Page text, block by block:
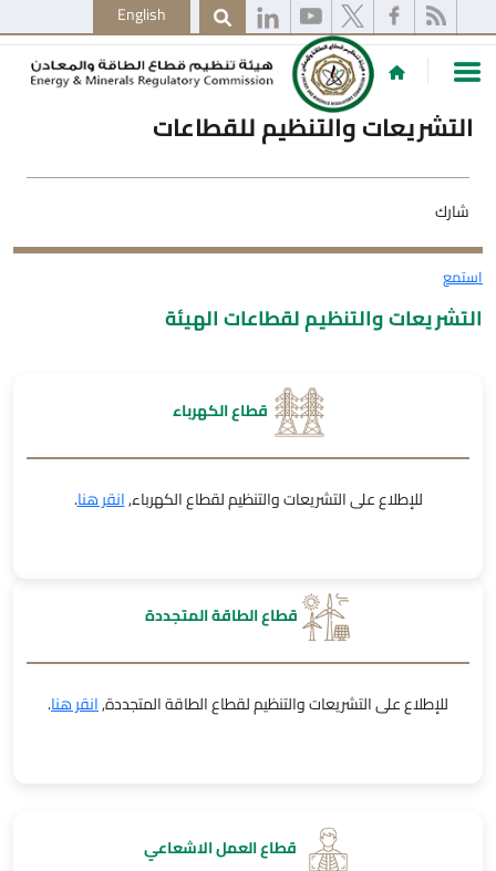
English
التشريعات والتنظيم للقطاعات
شارك
استمع
التشريعات والتنظيم لقطاعات الهيئة
قطاع الكهرباء
للإطلاع على التشريعات والتنظيم لقطاع الكهرباء,انقر هنا.
قطاع الطاقة المتجددة
للإطلاع على التشريعات والتنظيم لقطاع الطاقة المتجددة,انقر هنا.
قطاع العمل الاشعاعي